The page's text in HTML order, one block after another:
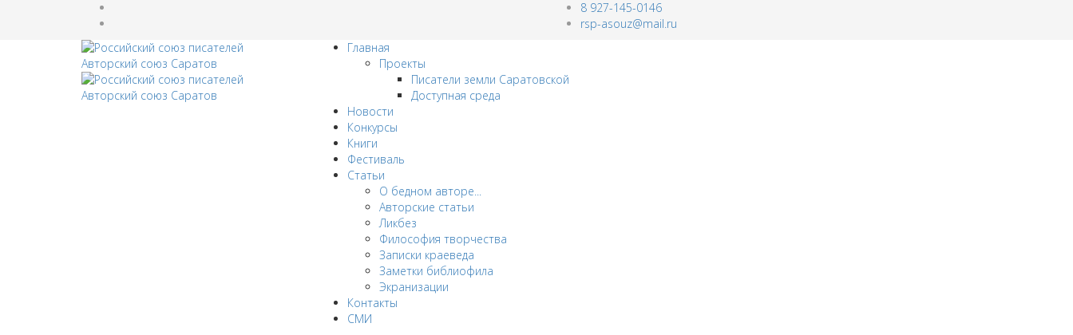
8 927-145-0146
rsp-asouz@mail.ru
Главная
Проекты
Писатели земли Саратовской
Доступная среда
Новости
Конкурсы
Книги
Фестиваль
Статьи
О бедном авторе...
Авторские статьи
Ликбез
Философия творчества
Записки краеведа
Заметки библиофила
Экранизации
Контакты
СМИ